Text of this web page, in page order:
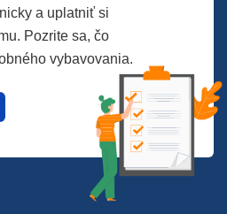
a uplatniť si
Pozrite sa, čo
vybavovania.